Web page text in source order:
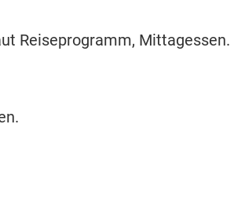
Reiseprogramm, Mittagessen.